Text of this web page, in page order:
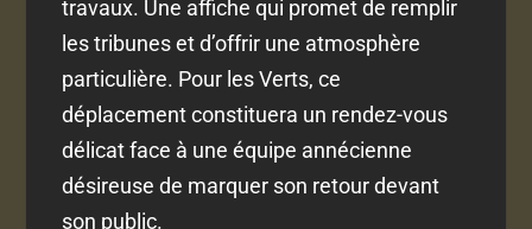
travaux. Une affiche qui promet de remplir
les tribunes et d’offrir une atmosphère
particulière. Pour les Verts, ce
déplacement constituera un rendez-vous
délicat face à une équipe annécienne
désireuse de marquer son retour devant
son public.